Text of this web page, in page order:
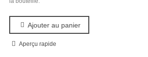
Ajouter au panier
Aperçu rapide